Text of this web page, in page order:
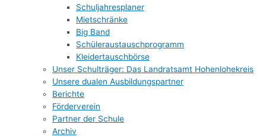
Schuljahresplaner
Mietschränke
Big Band
Schüleraustauschprogramm
Kleidertauschbörse
Unser Schulträger: Das Landratsamt Hohenlohekreis
Unsere dualen Ausbildungspartner
Berichte
Förderverein
Partner der Schule
Archiv